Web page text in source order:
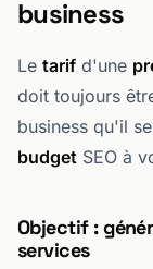
business
Le tarif d'une
doit toujours
business qu'il
budget SEO à
Objectif :
services